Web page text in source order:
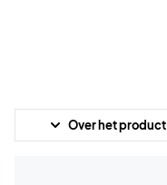
Over het product